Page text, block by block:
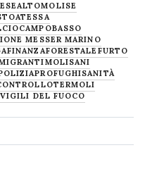
ALTOMOLISE
ATESSA
CAMPOBASSO
MESSER MARINO
FINANZAFORESTALE FURTO
MOLISANI
PROFUGHISANITÀ
TERMOLI
VIGILI DEL FUOCO